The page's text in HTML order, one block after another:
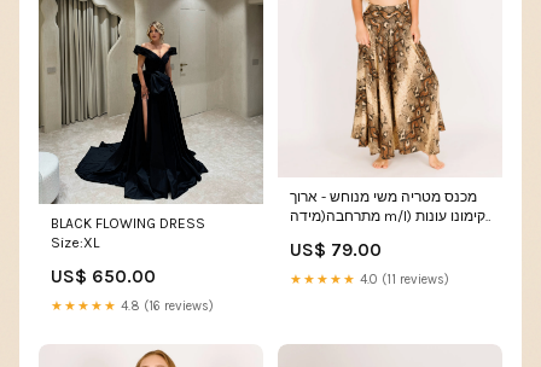
BLACK FLOWING DRESS
Size:XL
US$ 650.00
★★★★★ 4.8 (16 reviews)
מכנס מטריה משי מנוחש - ארוך
מתרחבה(מידה m/l) קימונו עונות
US$ 79.00
★★★★★ 4.0 (11 reviews)